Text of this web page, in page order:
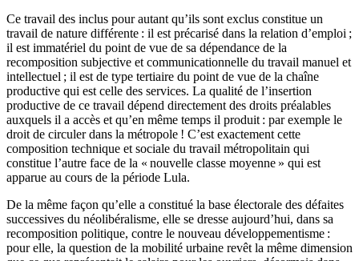
Ce travail des inclus pour autant qu’ils sont exclus constitue un
travail de nature différente : il est précarisé dans la relation d’emploi ;
il est immatériel du point de vue de sa dépendance de la
recomposition subjective et communicationnelle du travail manuel et
intellectuel ; il est de type tertiaire du point de vue de la chaîne
productive qui est celle des services. La qualité de l’insertion
productive de ce travail dépend directement des droits préalables
auxquels il a accès et qu’en même temps il produit : par exemple le
droit de circuler dans la métropole ! C’est exactement cette
composition technique et sociale du travail métropolitain qui
constitue l’autre face de la « nouvelle classe moyenne » qui est
apparue au cours de la période Lula.
De la même façon qu’elle a constitué la base électorale des défaites
successives du néolibéralisme, elle se dresse aujourd’hui, dans sa
recomposition politique, contre le nouveau développementisme :
pour elle, la question de la mobilité urbaine revêt la même dimension